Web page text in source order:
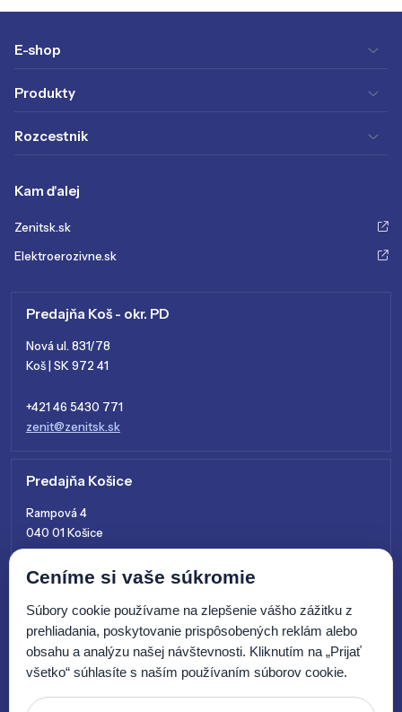
E-shop
Produkty
Rozcestnik
Kam ďalej
Zenitsk.sk
Elektroerozivne.sk
Predajňa Koš - okr. PD
Nová ul. 831/78
Koš | SK 972 41
+421 46 5430 771
zenit@zenitsk.sk
Predajňa Košice
Rampová 4
040 01 Košice
+421 915 761 028
Ceníme si vaše súkromie
Súbory cookie používame na zlepšenie vášho zážitku z
prehliadania, poskytovanie prispôsobených reklám alebo
obsahu a analýzu našej návštevnosti. Kliknutím na „Prijať
všetko“ súhlasíte s naším používaním súborov cookie.